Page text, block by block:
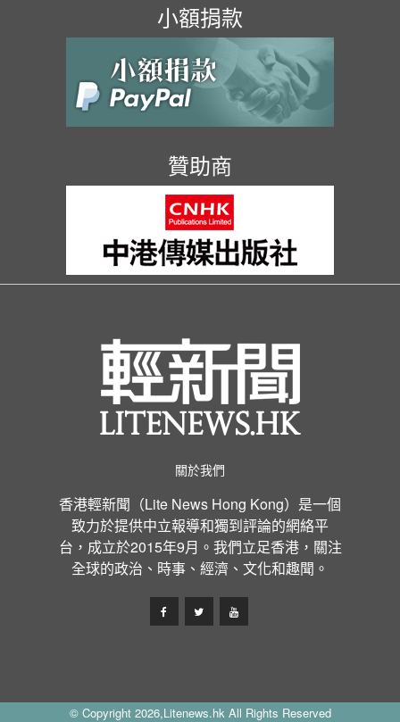
小額捐款
贊助商
關於我們
香港輕新聞（Lite News Hong Kong）是一個
致力於提供中立報導和獨到評論的網絡平
台，成立於2015年9月。我們立足香港，關注
全球的政治、時事、經濟、文化和趣聞。
© Copyright 2026,Litenews.hk All Rights Reserved